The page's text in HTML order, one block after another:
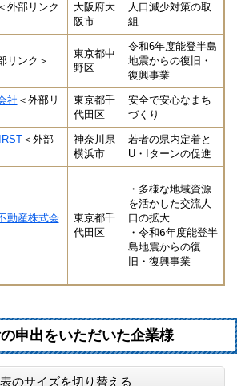
＜外部リンク
大阪府大
阪市
人口減少対策の取
組
リンク＞
東京都中
野区
令和6年度能登半島
地震からの復旧・
復興事業
社 ＜外部リ
東京都千
代田区
安全で安心なまち
づくり
＜外部
神奈川県
横浜市
若者の県内定着と
U・Iターンの促進
動産株式会
東京都千
代田区
・多様な地域資源
を活かした交流人
口の拡大
・令和6年度能登半
島地震からの復
旧・復興事業
申出をいただいた企業様
表のサイズを切り替える